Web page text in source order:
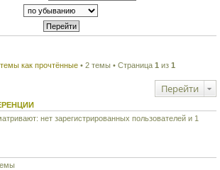
как прочтённые• 2 темы • Страница 1 из 1
Перейти
нет зарегистрированных пользователей и 1